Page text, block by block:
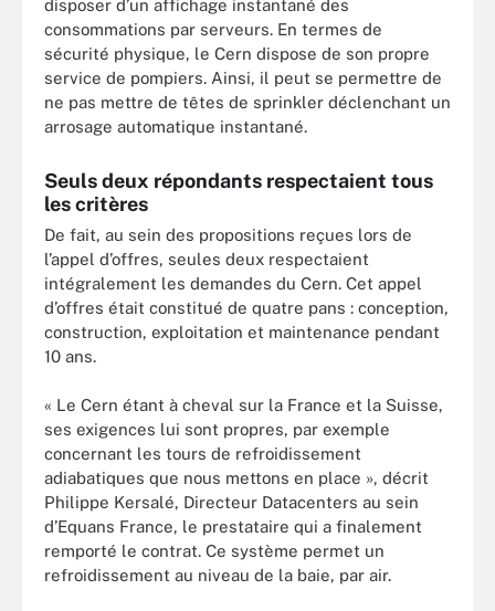
disposer d’un affichage instantané des
consommations par serveurs. En termes de
sécurité physique, le Cern dispose de son propre
service de pompiers. Ainsi, il peut se permettre de
ne pas mettre de têtes de sprinkler déclenchant un
arrosage automatique instantané.
Seuls deux répondants respectaient tous
les critères
De fait, au sein des propositions reçues lors de
l’appel d’offres, seules deux respectaient
intégralement les demandes du Cern. Cet appel
d’offres était constitué de quatre pans : conception,
construction, exploitation et maintenance pendant
10 ans.
« Le Cern étant à cheval sur la France et la Suisse,
ses exigences lui sont propres, par exemple
concernant les tours de refroidissement
adiabatiques que nous mettons en place », décrit
Philippe Kersalé, Directeur Datacenters au sein
d’Equans France, le prestataire qui a finalement
remporté le contrat. Ce système permet un
refroidissement au niveau de la baie, par air.